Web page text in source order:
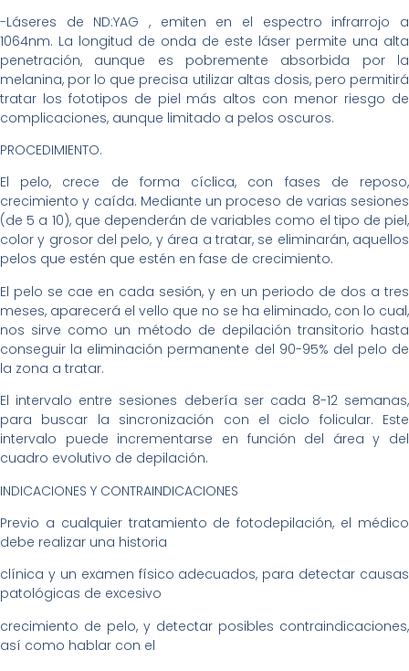
-Láseres de ND:YAG , emiten en el espectro infrarrojo a
1064nm. La longitud de onda de este láser permite una alta
penetración, aunque es pobremente absorbida por la
melanina, por lo que precisa utilizar altas dosis, pero permitirá
tratar los fototipos de piel más altos con menor riesgo de
complicaciones, aunque limitado a pelos oscuros.
PROCEDIMIENTO.
El pelo, crece de forma cíclica, con fases de reposo,
crecimiento y caída. Mediante un proceso de varias sesiones
(de 5 a 10), que dependerán de variables como el tipo de piel,
color y grosor del pelo, y área a tratar, se eliminarán, aquellos
pelos que estén que estén en fase de crecimiento.
El pelo se cae en cada sesión, y en un periodo de dos a tres
meses, aparecerá el vello que no se ha eliminado, con lo cual,
nos sirve como un método de depilación transitorio hasta
conseguir la eliminación permanente del 90-95% del pelo de
la zona a tratar.
El intervalo entre sesiones debería ser cada 8-12 semanas,
para buscar la sincronización con el ciclo folicular. Este
intervalo puede incrementarse en función del área y del
cuadro evolutivo de depilación.
INDICACIONES Y CONTRAINDICACIONES
Previo a cualquier tratamiento de fotodepilación, el médico
debe realizar una historia
clínica y un examen físico adecuados, para detectar causas
patológicas de excesivo
crecimiento de pelo, y detectar posibles contraindicaciones,
así como hablar con el